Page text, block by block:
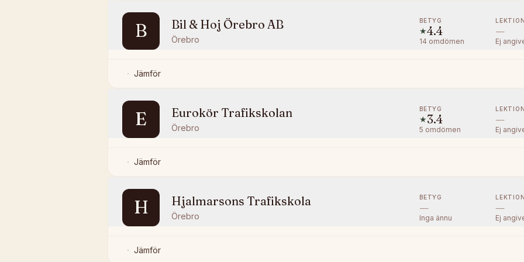
B Bil & Hoj Örebro AB
Örebro
BETYG
★4.4
14 omdömen
—
Ej
Jämför
E Eurokör Trafikskolan
Örebro
BETYG
★3.4
5 omdömen
—
Ej
Jämför
H Hjalmarsons Trafikskola
Örebro
BETYG
—
Inga ännu
—
Ej
Jämför